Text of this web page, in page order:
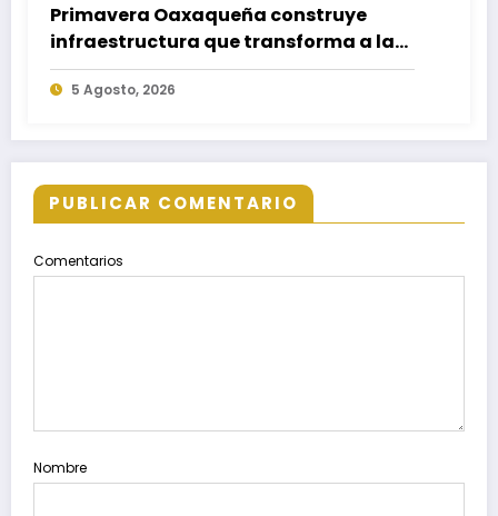
Primavera Oaxaqueña construye
infraestructura que transforma a las
familias del estado
5 Agosto, 2026
PUBLICAR COMENTARIO
Comentarios
Nombre